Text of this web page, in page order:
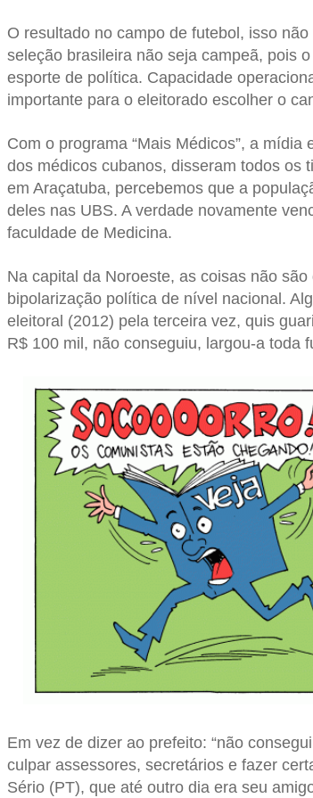
O resultado no campo de futebol, isso
seleção brasileira não seja campeã, pois
esporte de política. Capacidade
importante para o eleitorado escolher o
Com o programa “Mais Médicos”, a
dos médicos cubanos, disseram todos os
em Araçatuba, percebemos que a
deles nas UBS. A verdade novamente
faculdade de Medicina.
Na capital da Noroeste, as coisas não
bipolarização política de nível nacional.
eleitoral (2012) pela terceira vez, quis
R$ 100 mil, não conseguiu, largou-a toda
Em vez de dizer ao prefeito: “não
culpar assessores, secretários e fazer
Sério (PT), que até outro dia era seu